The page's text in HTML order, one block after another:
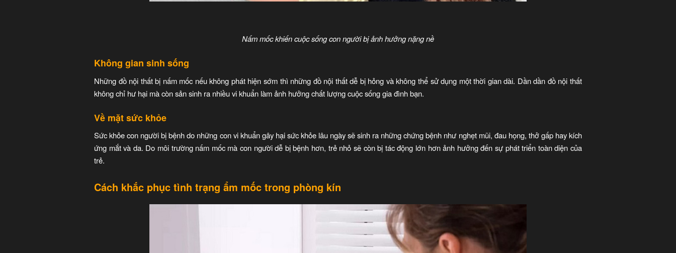
Nấm mốc khiến cuộc sống con người bị ảnh hưởng nặng nề
Không gian sinh sống
Những đồ nội thất bị nấm mốc nếu không phát hiện sớm thì những đồ nội thất dễ bị hỏng và không thể sử dụng một thời gian dài. Dần dần đồ nội thất
không chỉ hư hại mà còn sản sinh ra nhiều vi khuẩn làm ảnh hưởng chất lượng cuộc sống gia đình bạn.
Về mặt sức khỏe
Sức khỏe con người bị bệnh do những con vi khuẩn gây hại sức khỏe lâu ngày sẽ sinh ra những chứng bệnh như nghẹt mũi, đau họng, thở gấp hay kích
ứng mắt và da. Do môi trường nấm mốc mà con người dễ bị bệnh hơn, trẻ nhỏ sẽ còn bị tác động lớn hơn ảnh hưởng đến sự phát triển toàn diện của
trẻ.
Cách khắc phục tình trạng ẩm mốc trong phòng kín